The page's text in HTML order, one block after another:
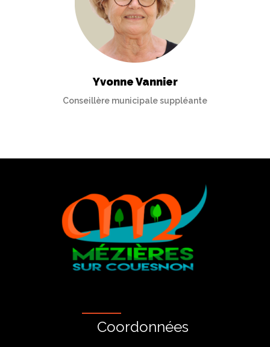
Yvonne Vannier
Conseillère municipale suppléante
Coordonnées